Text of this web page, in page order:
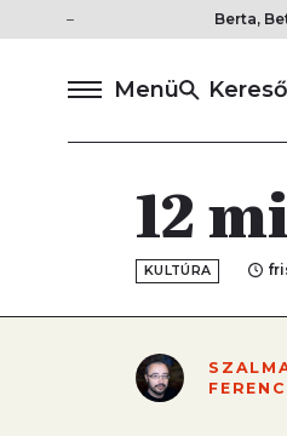
Berta,
Menü Kereső
12
KULTÚRA
FERENC